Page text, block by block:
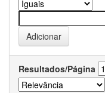
Resultados/Página